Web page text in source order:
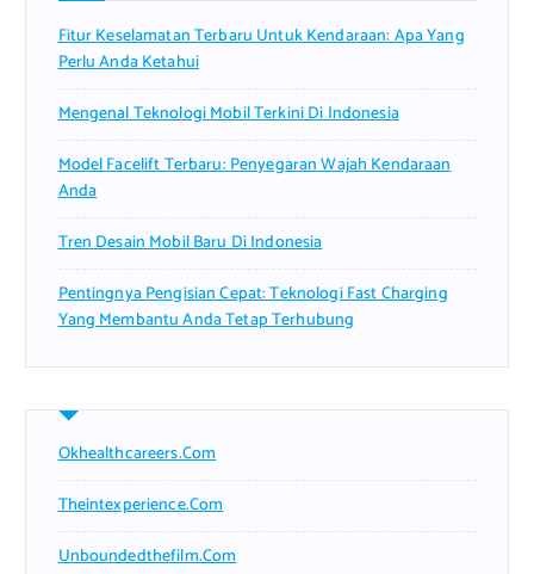
:Fitur Keselamatan Terbaru Untuk Kendaraan: Apa Yang
Perlu Anda Ketahui
Mengenal Teknologi Mobil Terkini Di Indonesia
Model Facelift Terbaru: Penyegaran Wajah Kendaraan
Anda
Tren Desain Mobil Baru Di Indonesia
Pentingnya Pengisian Cepat: Teknologi Fast Charging
Yang Membantu Anda Tetap Terhubung
Okhealthcareers.com
Theintexperience.com
Unboundedthefilm.com